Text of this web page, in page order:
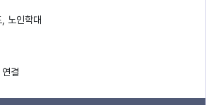
노인학대
결